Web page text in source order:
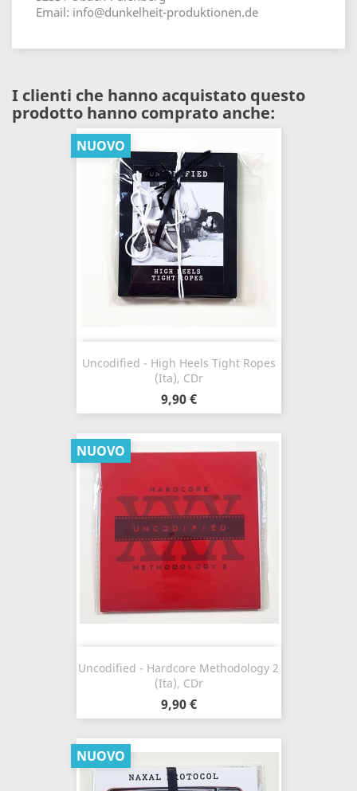
Email: info@dunkelheit-produktionen.de
I clienti che hanno acquistato questo
prodotto hanno comprato anche:
Uncodified - High Heels Tight Ropes
(Ita), CDr
9,90 €
NUOVO
Uncodified - Hardcore Methodology 2
(Ita), CDr
9,90 €
NUOVO
NUOVO